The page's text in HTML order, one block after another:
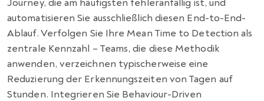
Journey, die am häufigsten fehleranfällig ist, und
automatisieren Sie ausschließlich diesen End-to-End-
Ablauf. Verfolgen Sie Ihre Mean Time to Detection als
zentrale Kennzahl – Teams, die diese Methodik
anwenden, verzeichnen typischerweise eine
Reduzierung der Erkennungszeiten von Tagen auf
Stunden. Integrieren Sie Behaviour-Driven